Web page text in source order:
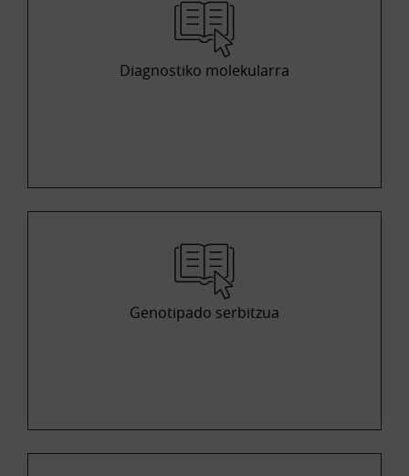
Diagnostiko molekularra
Genotipado serbitzua